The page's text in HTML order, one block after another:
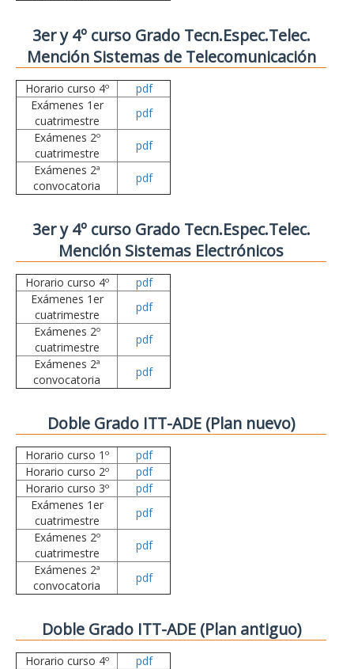
3er y 4º curso Grado Tecn.Espec.Telec.
Mención Sistemas de Telecomunicación
Horario curso 4º
pdf
Exámenes 1er
cuatrimestre
pdf
Exámenes 2º
cuatrimestre
pdf
Exámenes 2ª
convocatoria
pdf
3er y 4º curso Grado Tecn.Espec.Telec.
Mención Sistemas Electrónicos
Horario curso 4º
pdf
Exámenes 1er
cuatrimestre
pdf
Exámenes 2º
cuatrimestre
pdf
Exámenes 2ª
convocatoria
pdf
Doble Grado ITT-ADE (Plan nuevo)
Horario curso 1º
pdf
Horario curso 2º
pdf
Horario curso 3º
pdf
Exámenes 1er
cuatrimestre
pdf
Exámenes 2º
cuatrimestre
pdf
Exámenes 2ª
convocatoria
pdf
Doble Grado ITT-ADE (Plan antiguo)
Horario curso 4º
pdf